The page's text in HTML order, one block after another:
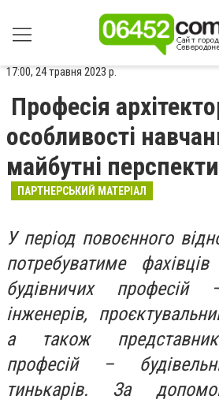
17:00, 24 травня 2023 р.
Професія
особливості
майбутні
ПАРТНЕРСЬКИЙ МАТЕРІАЛ
У період повоєнного
потребуватиме фахівців
будівничих професій
інженерів,
а також
професій –
тинькарів. За